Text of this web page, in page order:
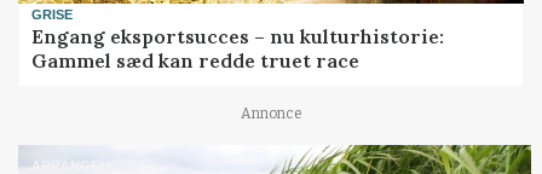
GRISE
Engang eksportsucces – nu kulturhistorie:
Gammel sæd kan redde truet race
Annonce
ARRANGEMENT